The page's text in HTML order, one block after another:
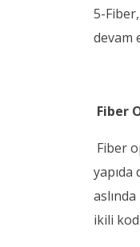
5-
devam
Fiber
Fiber
ikili